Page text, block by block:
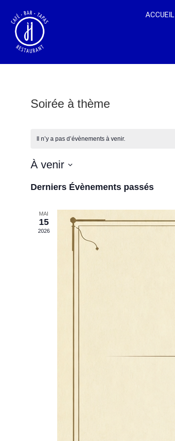
ACCUEIL
Soirée à thème
Il n’y a pas d’évènements à venir.
À venir
une
date.
Derniers Évènements passés
MAI
15
2026